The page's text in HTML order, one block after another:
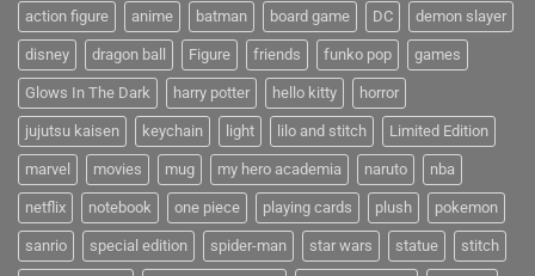
action figure anime batman board game DC demon slayer
disney dragon ball Figure friends funko pop games
Glows In The Dark harry potter hello kitty horror
jujutsu kaisen keychain light lilo and stitch Limited Edition
marvel movies mug my hero academia naruto nba
netflix notebook one piece playing cards plush pokemon
sanrio special edition spider-man star wars statue stitch